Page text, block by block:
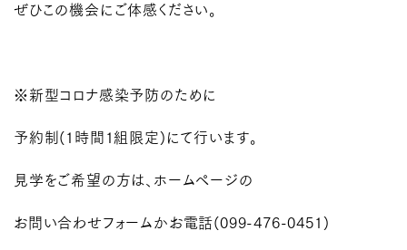
ぜひこの機会にご体感ください。
※新型コロナ感染予防のために
予約制(1時間1組限定)にて行います。
見学をご希望の方は、ホームページの
お問い合わせフォームかお電話(099-476-0451)